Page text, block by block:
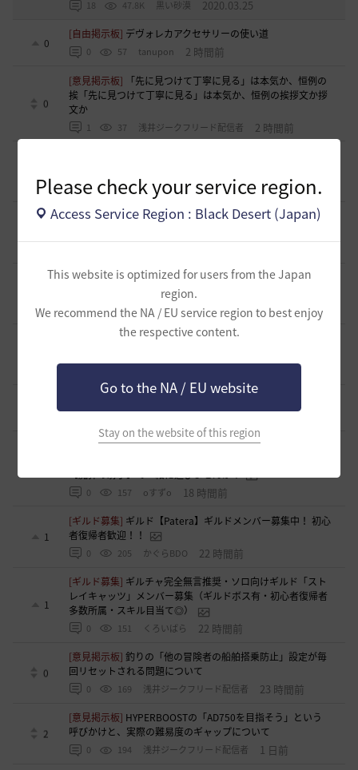
Please check your service region.
Access Service Region : Black Desert (Japan)
This website is optimized for users from the Japan
region.
We recommend the NA / EU service region to best enjoy
the respective content.
Go to the NA / EU website
Stay on the website of this region
18 47.8K 黒い砂漠 2020.03.25
0
[自由掲示板] デヴォレカアクセサリーの使い道
0 57 tanupon 2 時間前
0
[意見掲示板]
「先に見つけて丁寧に見る」は本気か、恒例の
挨「先に見つけて丁寧に見る」は本気か、恒例の挨拶文か拶
文か
1 37 浅井ジークフリード配信者 2 時間前
0 61 Iroly-日本 7 時間前
[意見掲示板]【検証】HYPERBOOST紹介記事の「攻撃力+防
[ギルド募集] スキル共有・基本無言ギルド【無為無想】メン
0 116 とりぐな 12 時間前
[意見掲示板]フィードバック構造そのものへの懸念（サイレ
13 時間前
【TrueWinter】ギルドメンバー募集
[ギルド募集]好きなキャラで好きなことを！無言OK挨拶自
0 157 oすずo 18 時間前
1
[ギルド募集] ギルド【Patera】ギルドメンバー募集中！ 初心
者復帰者歓迎！！
0 205 かぐらBDO 22 時間前
1
[ギルド募集] ギルチャ完全無言推奨・ソロ向けギルド「スト
レイキャッツ」メンバー募集（ギルドボス有・初心者復帰者
多数所属・スキル目当て◎）
0 151 くろいばら 22 時間前
0
[意見掲示板]釣りの「他の冒険者の船舶搭乗防止」設定が毎
回リセットされる問題について
0 169 浅井ジークフリード配信者 23 時間前
2
[意見掲示板] HYPERBOOSTの「AD750を目指そう」という
呼びかけと、実際の難易度のギャップについて
0 194 浅井ジークフリード配信者 1 日前